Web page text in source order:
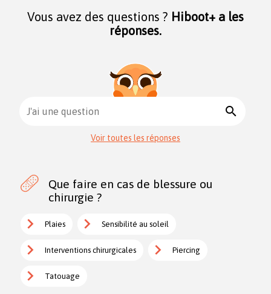
Vous avez des questions ? Hiboot+ a les
réponses.
J'ai une question search
Voir toutes les réponses
Que faire en cas de blessure ou
chirurgie ?
Plaies Sensibilité au soleil
Interventions chirurgicales Piercing
Tatouage